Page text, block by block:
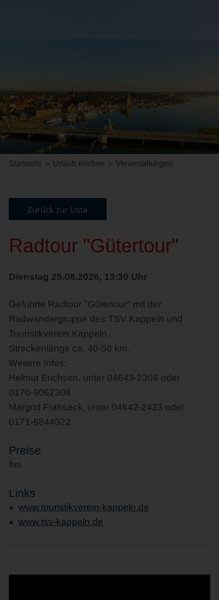
Startseite » Urlaub erleben » Veranstaltungen
Zurück zur Liste
Radtour "Gütertour"
Dienstag 25.08.2026, 13:30 Uhr
Geführte Radtour "Gütertour" mit der
Radwandergruppe des TSV Kappeln und
Touristikverein Kappeln.
Streckenlänge ca. 40-50 km.
Weitere Infos:
Helmut Erichsen, unter 04643-2308 oder
0170-9062308
Margrid Frahseck, unter 04642-2423 oder
0171-6844022
Preise
frei
Links
www.touristikverein-kappeln.de
www.tsv-kappeln.de